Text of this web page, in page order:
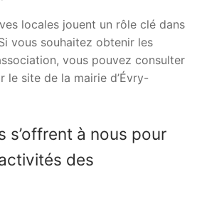
locales jouent un rôle clé dans
vous souhaitez obtenir les
vous pouvez consulter
le site de la mairie d’Évry-
s’offrent à nous pour
des